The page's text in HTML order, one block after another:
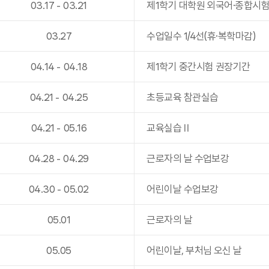
03.17 - 03.21 제1학기 대학원 외국어·종합시
03.27 수업일수 1/4선(휴·복학마감)
04.14 - 04.18 제1학기 중간시험 권장기간
04.21 - 04.25 초등교육 참관실습
04.21 - 05.16 교육실습Ⅱ
04.28 - 04.29 근로자의 날 수업보강
04.30 - 05.02 어린이날 수업보강
05.01 근로자의 날
05.05 어린이날, 부처님 오신 날